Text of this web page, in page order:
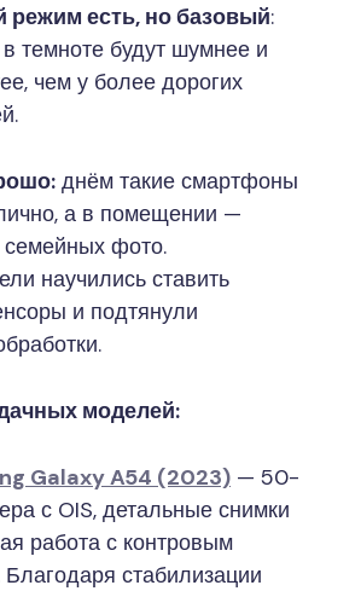
режим есть, но базовый:
темноте будут шумнее и
чем у более дорогих
днём такие смартфоны
а в помещении —
фото.
научились ставить
и подтянули
моделей:
Galaxy A54 (2023) — 50-
с OIS, детальные снимки
работа с контровым
Благодаря стабилизации